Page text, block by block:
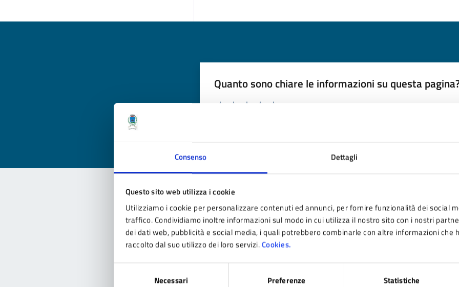
Consenso Dettagli
Questo sito web utilizza i cookie
Utilizziamo i cookie per personalizzare contenuti ed annunci, per fornire funzionalità dei social
traffico. Condividiamo inoltre informazioni sul modo in cui utilizza il nostro sito con i nostri
dei dati web, pubblicità e social media, i quali potrebbero combinarle con altre informazioni che
raccolto dal suo utilizzo dei loro servizi.Cookies.
Necessari Preferenze Statistiche
Quanto sono chiare le informazioni su questa
Valuta da 1 a 5 stelle la pagina
Contatta il comune
Leggi le domande frequenti
Richiedi assistenza